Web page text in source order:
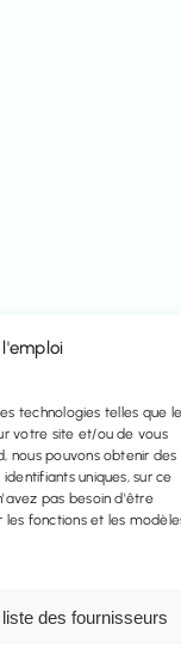
technologies telles que
votre site et/ou de vous
nous pouvons obtenir des
uniques, sur ce
pas besoin d'être
les fonctions et les
des fournisseurs